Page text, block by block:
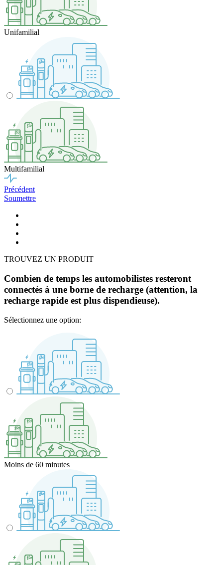
Unifamilial
Multifamilial
Précédent
Soumettre
TROUVEZ UN PRODUIT
Combien de temps les automobilistes resteront
connectés à une borne de recharge (attention, la
recharge rapide est plus dispendieuse).
Sélectionnez une option:
Moins de 60 minutes